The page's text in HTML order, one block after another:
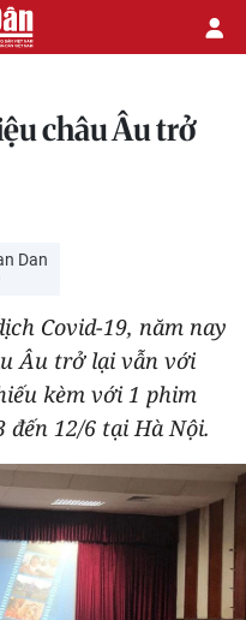
châu Âu trở
Dan
Covid-19, năm nay
Âu trở lại vẫn với
kèm với 1 phim
đến 12/6 tại Hà Nội.